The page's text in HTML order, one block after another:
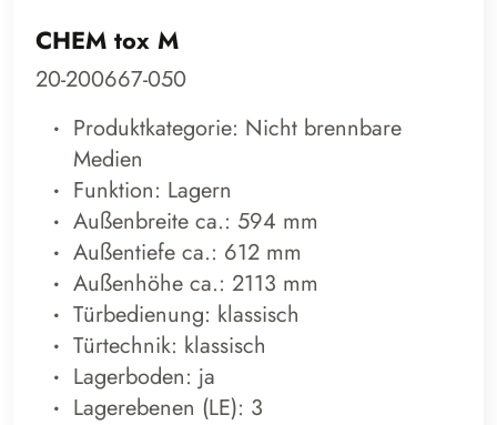
CHEM tox M
20-200667-050
Produktkategorie: Nicht brennbare
Medien
Funktion: Lagern
Außenbreite ca.: 594 mm
Außentiefe ca.: 612 mm
Außenhöhe ca.: 2113 mm
Türbedienung: klassisch
Türtechnik: klassisch
Lagerboden: ja
Lagerebenen (LE): 3